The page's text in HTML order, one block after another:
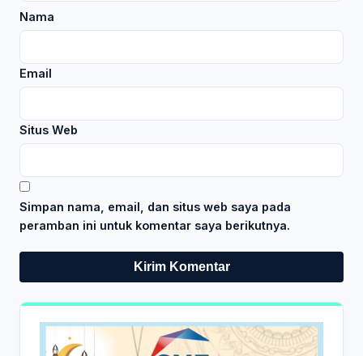
Nama
Email
Situs Web
Simpan nama, email, dan situs web saya pada
peramban ini untuk komentar saya berikutnya.